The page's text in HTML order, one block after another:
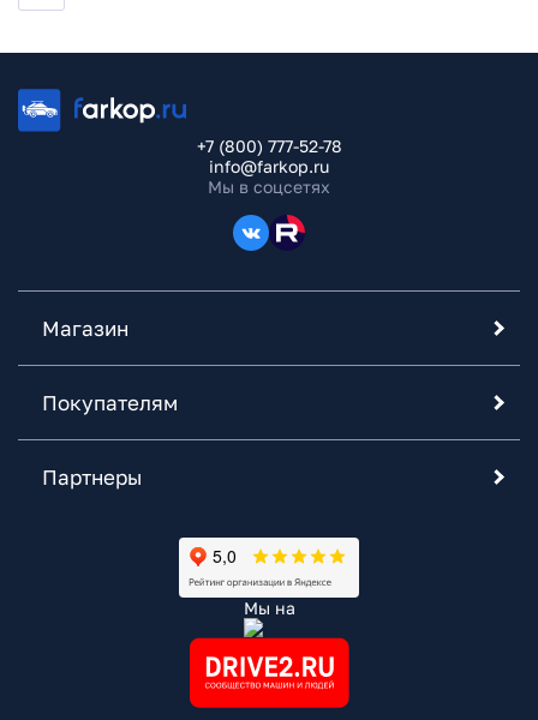
+7 (800) 777-52-78
info@farkop.ru
Мы в соцсетях
Магазин
Покупателям
Партнеры
Мы на